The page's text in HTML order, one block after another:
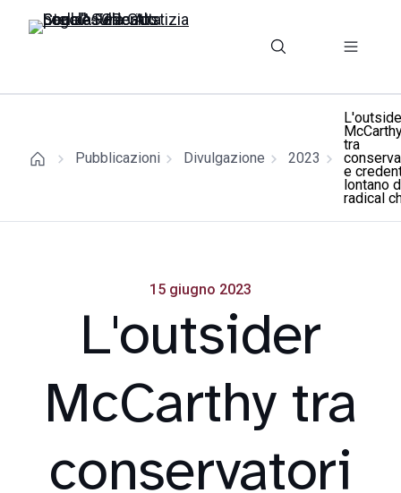
Pubblicazioni Divulgazione 2023
tra
e
lontano
radical
15 giugno 2023
L'outsider
McCarthy tra
conservatori